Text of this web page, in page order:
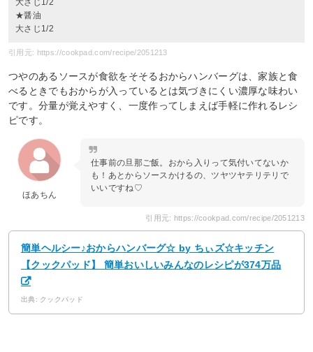
★醤油
大さじ1/2
引用元: https://cookpad.com/recipe/2051213
つやのあるソースが食欲をそそるおからハンバーグは、家族と食
べるときでもおからが入っているとは気づきにくい濃厚な味わい
です。分量が覚えやすく、一度作ってしまえば手軽に作れるレシ
ピです。
ほあちん
仕事前の旦那ご飯。おから入りって気付いてないか
も！あとからソースかけるの、ツヤツヤテリテリで
いいですね♡
引用元: https://cookpad.com/recipe/2051213
簡単ヘルシー♪おからハンバーグ☆ by ちぃズ☆キッチン
【クックパッド】 簡単おいしいみんなのレシピが374万品
出典: クックパッド